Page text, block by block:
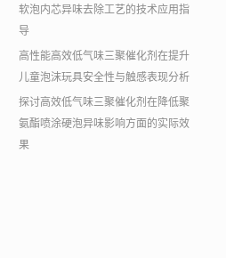
软泡内芯异味去除工艺的技术应用指
导
高性能高效低气味三聚催化剂在提升
儿童泡沫玩具安全性与触感表现分析
探讨高效低气味三聚催化剂在降低聚
氨酯喷涂硬泡异味影响方面的实际效
果